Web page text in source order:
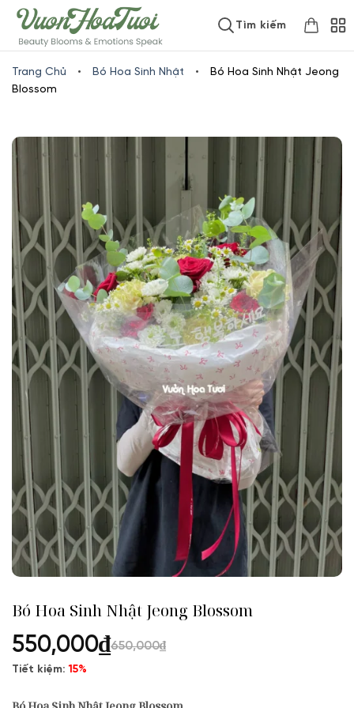
www.vuonhoatuoi.vnSkip
to
content
Tìm kiếm
Trang Chủ • Bó Hoa Sinh Nhật •
Bó Hoa Sinh Nhật Jeong
Blossom
Bó Hoa Sinh Nhật Jeong Blossom
550,000₫650,000₫
Tiết kiệm:15%